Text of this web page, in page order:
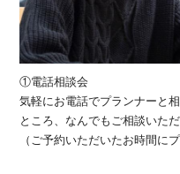
①電話相談会
気軽にお電話でプランナーと
ところ、なんでもご相談いただ
（ご予約いただいたお時間に